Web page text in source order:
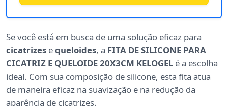
Se você está em busca de uma solução eficaz para
cicatrizes equeloides, a FITA DE SILICONE PARA
CICATRIZ E QUELOIDE 20X3CM KELOGEL é a escolha
ideal. Com sua composição de silicone, esta fita atua
de maneira eficaz na suavização e na redução da
aparência de cicatrizes.